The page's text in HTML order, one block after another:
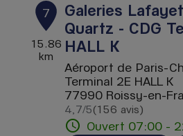
7
15.86
km
Galeries
Quartz - CDG
HALL K
Aéroport de Paris-
Terminal 2E HALL K
77990 Roissy-en-
4,7/5 Note de 4.7 sur 5
(156 avis)
Ouvert 07:00 -